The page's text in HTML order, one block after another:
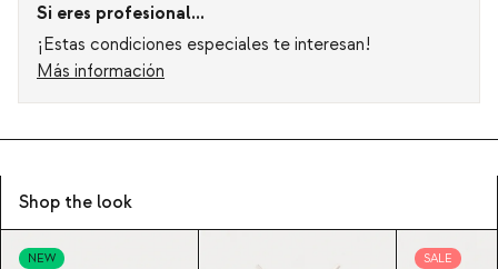
Si eres profesional...
¡Estas condiciones especiales te interesan!
Más información
Shop the look
NEW SALE